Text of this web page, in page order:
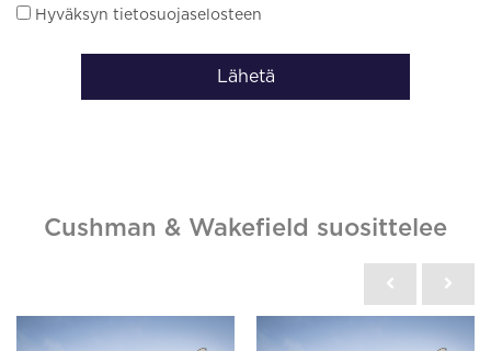
Hyväksyn tietosuojaselosteen
Lähetä
Cushman & Wakefield suosittelee